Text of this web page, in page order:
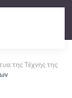
της Τέχνης της